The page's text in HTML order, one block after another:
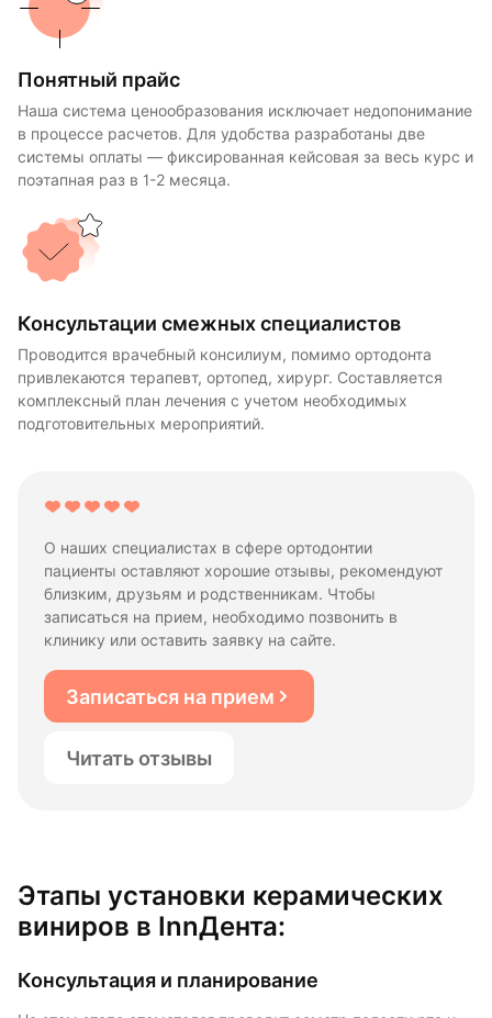
Понятный прайс
Наша система ценообразования исключает недопонимание
в процессе расчетов. Для удобства разработаны две
системы оплаты — фиксированная кейсовая за весь курс и
поэтапная раз в 1-2 месяца.
Консультации смежных специалистов
Проводится врачебный консилиум, помимо ортодонта
привлекаются терапевт, ортопед, хирург. Составляется
комплексный план лечения с учетом необходимых
подготовительных мероприятий.
О наших специалистах в сфере ортодонтии
пациенты оставляют хорошие отзывы, рекомендуют
близким, друзьям и родственникам. Чтобы
записаться на прием, необходимо позвонить в
клинику или оставить заявку на сайте.
Записаться на прием
Читать отзывы
Этапы установки керамических
виниров в InnДента:
Консультация и планирование